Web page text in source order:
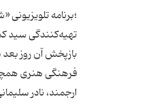
؛برنامه
فرهنگی هنری
ارجمند، نادر